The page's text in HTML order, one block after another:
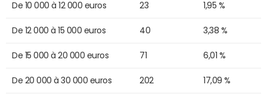
De 10 000 à 12 000 euros 23 1,95 %
De 12 000 à 15 000 euros 40 3,38 %
De 15 000 à 20 000 euros 71 6,01 %
De 20 000 à 30 000 euros 202 17,09 %